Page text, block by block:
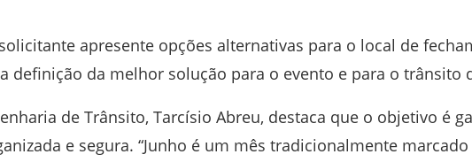
apresente opções alternativas para o local de
definição da melhor solução para o evento e para o trânsito
de Trânsito, Tarcísio Abreu, destaca que o objetivo é
e segura. “Junho é um mês tradicionalmente